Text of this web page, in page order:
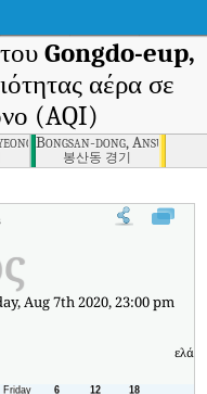
Gongdo-eup,
αέρα σε
(AQI)
si, Gyeonggi
Bongsan-dong, Ansung-si,
봉산동 경기
ποιότητας αέρα σε
Aug 7th 2020, 23:00 pm
ελάχ